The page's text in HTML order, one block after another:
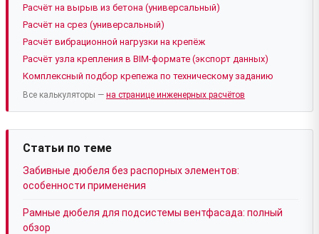
Расчёт на вырыв из бетона (универсальный)
Расчёт на срез (универсальный)
Расчёт вибрационной нагрузки на крепёж
Расчёт узла крепления в BIM-формате (экспорт данных)
Комплексный подбор крепежа по техническому заданию
Все калькуляторы — на странице инженерных расчётов
Статьи по теме
Забивные дюбеля без распорных элементов:
особенности применения
Рамные дюбеля для подсистемы вентфасада: полный
обзор